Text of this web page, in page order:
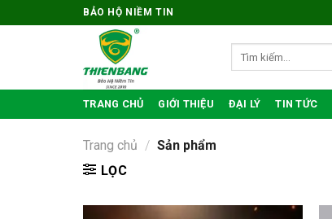
qua
BẢO HỘ NIỀM TIN
TRANG CHỦ GIỚI THIỆU ĐẠI LÝ TIN TỨC
Trang chủ / Sản phẩm
LỌC